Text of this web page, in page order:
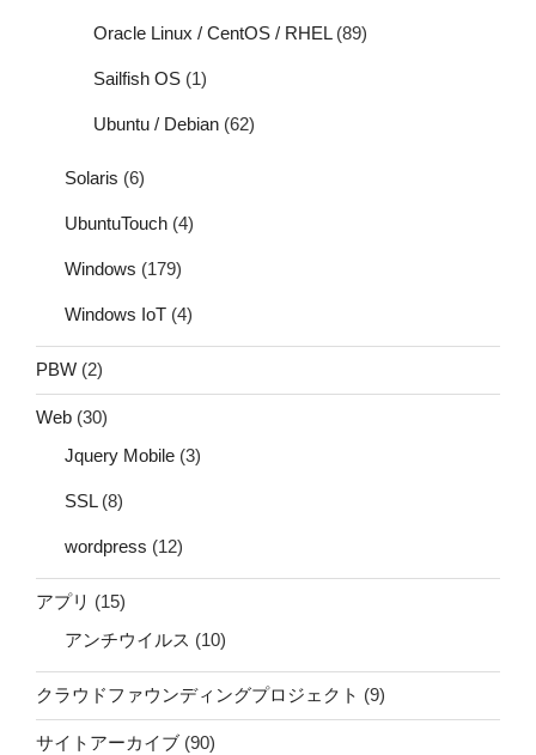
Oracle Linux / CentOS / RHEL(89)
Sailfish OS (1)
Ubuntu / Debian (62)
Solaris (6)
UbuntuTouch (4)
Windows (179)
Windows IoT (4)
PBW (2)
Web (30)
Jquery Mobile (3)
SSL(8)
wordpress (12)
アプリ (15)
アンチウイルス (10)
クラウドファウンディングプロジェクト (9)
サイトアーカイブ (90)